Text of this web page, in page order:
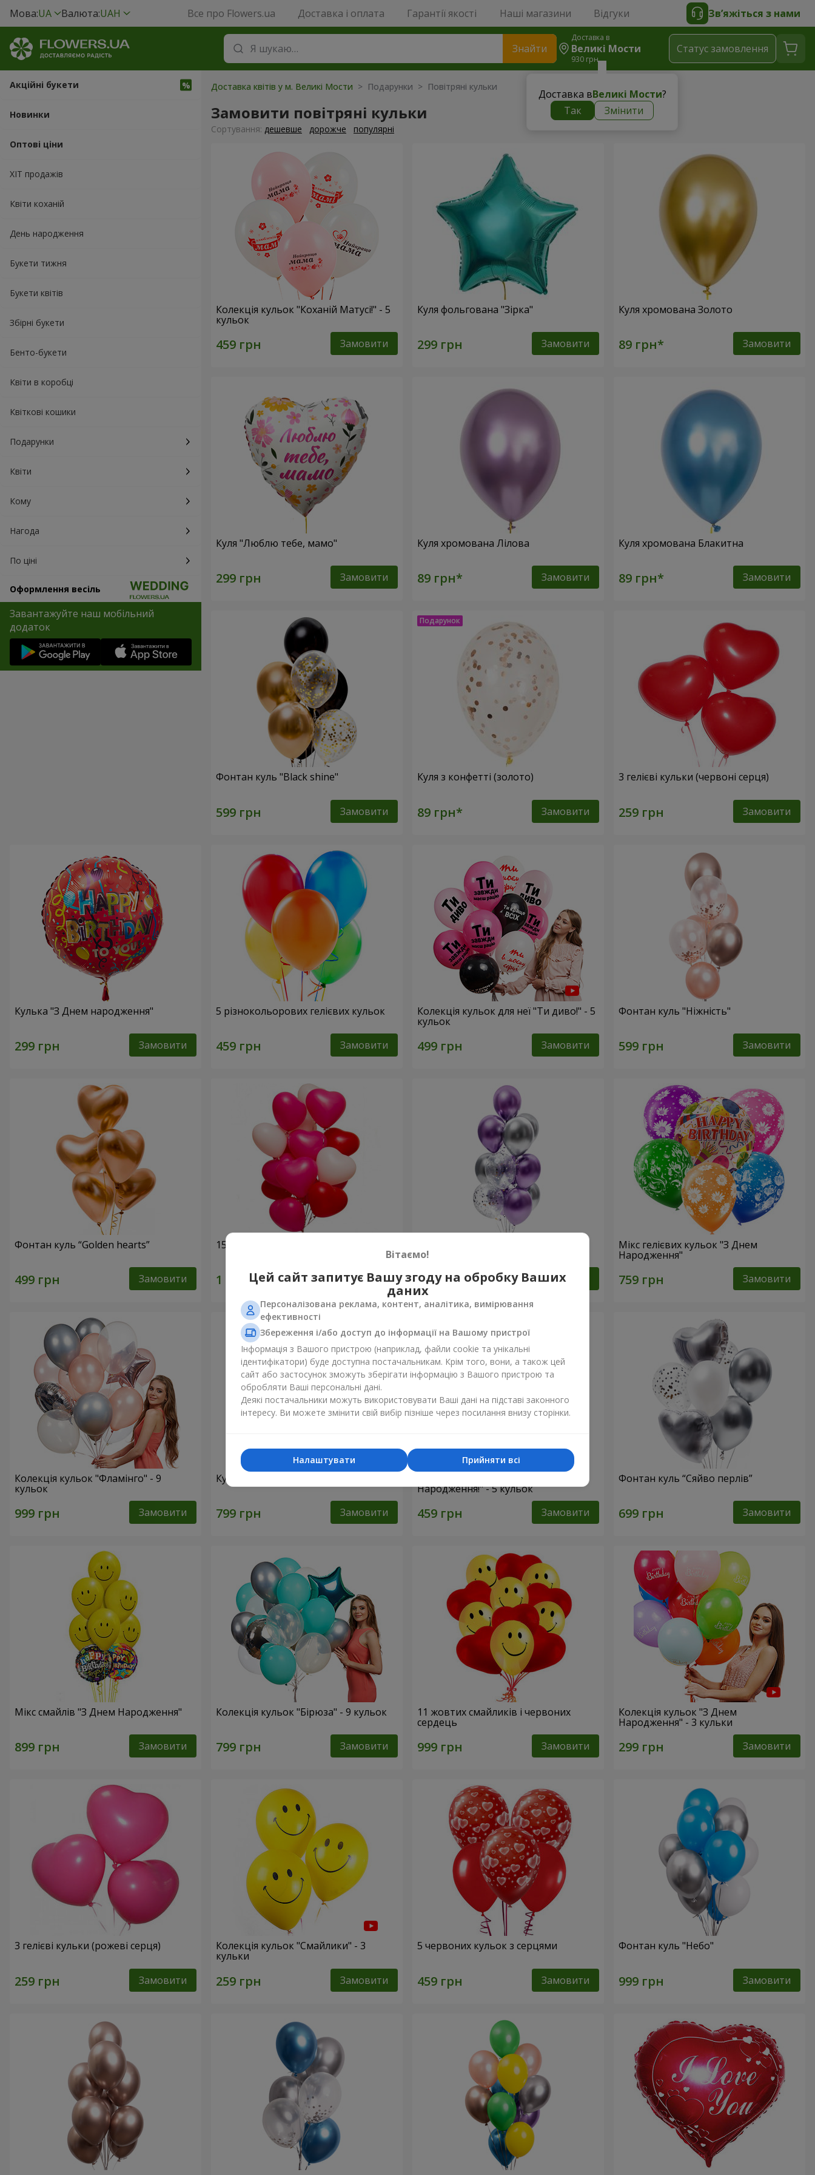
Мова:UA Валюта:UAH Все про Flowers.ua Доставка і оплата Гарантії якості Наші магазини Відгуки Зв’яжіться з нами
Знайти
Доставка в
Великі Мости
930 грн
Доставка вВеликі Мости?
Так
Змінити
Статус замовлення
Акційні букети
Новинки
Оптові ціни
ХІТ продажів
Квіти коханій
День народження
Букети тижня
Букети квітів
Збірні букети
Бенто-букети
Квіти в коробці
Квіткові кошики
Подарунки
Квіти
Кому
Нагода
По ціні
Оформлення весіль
Завантажуйте наш мобільний
додаток
Доставка квітів у м. Великі Мости > Подарунки > Повітряні кульки
Замовити повітряні кульки
Сортування: дешевше дорожче популярні
Колекція кульок "Коханій Матусі!" - 5
кульок
Замовити
Куля фольгована "Зірка"
Замовити
Куля хромована Золото
Замовити
Куля "Люблю тебе, мамо"
Замовити
Куля хромована Лілова
Замовити
Куля хромована Блакитна
Замовити
Фонтан куль "Black shine"
Замовити
Куля з конфетті (золото)
Замовити
3 гелієві кульки (червоні серця)
Замовити
Кулька "З Днем народження"
Замовити
5 різнокольорових гелієвих кульок
Замовити
Колекція кульок для неї "Ти диво!" - 5
кульок
Замовити
Фонтан куль "Ніжність"
Замовити
Фонтан куль “Golden hearts”
Замовити
15 гелієвих кульок (у формі сердець)
Замовити Замовити
Мікс гелієвих кульок "З Днем
Народження"
Замовити
Колекція кульок "Фламінго" - 9
кульок
Замовити
Кульки "Цифри"
Замовити
Народження!" - 5 кульок
Замовити
Фонтан куль “Сяйво перлів”
Замовити
Мікс смайлів "З Днем Народження"
Замовити
Колекція кульок "Бірюза" - 9 кульок
Замовити
11 жовтих смайликів і червоних
сердець
Замовити
Колекція кульок "З Днем
Народження" - 3 кульки
Замовити
3 гелієві кульки (рожеві серця)
Замовити
Колекція кульок "Смайлики" - 3
кульки
Замовити
5 червоних кульок з серцями
Замовити
Фонтан куль "Небо"
Замовити
Вітаємо!
Цей сайт запитує Вашу згоду на обробку Ваших
даних
Персоналізована реклама, контент, аналітика, вимірювання
ефективності
Збереження і/або доступ до інформації на Вашому пристрої
Інформація з Вашого пристрою (наприклад, файли cookie та унікальні
ідентифікатори) буде доступна постачальникам. Крім того, вони, а також цей
сайт або застосунок зможуть зберігати інформацію з Вашого пристрою та
обробляти Ваші персональні дані.
Деякі постачальники можуть використовувати Ваші дані на підставі законного
інтересу. Ви можете змінити свій вибір пізніше через посилання внизу сторінки.
Прийняти всі
Налаштувати